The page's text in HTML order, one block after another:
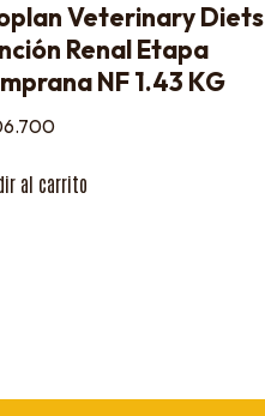
Veterinary Diets
Renal Etapa
NF 1.43 KG
al carrito